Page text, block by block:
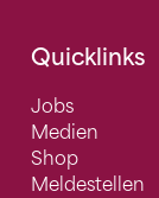
Quicklinks
Jobs
Medien
Shop
Meldestellen